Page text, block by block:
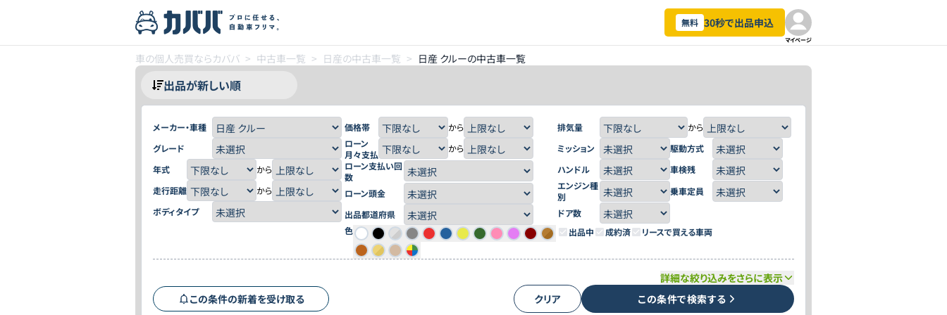
無料 30秒で出品申込
マイページ
車の個人売買ならカババ > 中古車一覧 > 日産の中古車一覧 > 日産 クルーの中古車一覧
メーカー・車種
グレード
年式
から
走行距離
から
ボディタイプ
価格帯
から
ローン
月々支払
から
ローン支払い回
数
ローン頭金
出品都道府県
色
排気量
から
ミッション
駆動方式
ハンドル
車検残
エンジン種
別
乗車定員
ドア数
出品中
成約済 リースで買える車両
詳細な絞り込みをさらに表示
この条件の新着を受け取る
クリア この条件で検索する